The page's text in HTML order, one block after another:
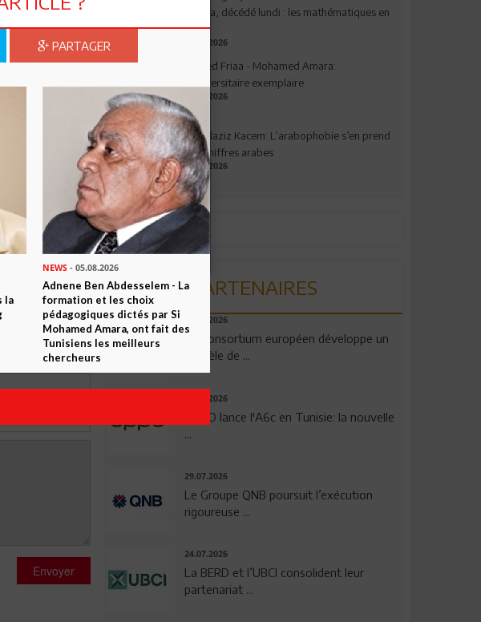
Envoyer
Amara, décédé lundi : les mathématiques en
deuil
03.08.2026
Ahmed Friaa - Mohamed Amara:
l’Universitaire exemplaire
04.08.2026
Abdelaziz Kacem: L’arabophobie s’en prend
aux chiffres arabes
09.07.2026
PARTENAIRES
06.08.2026
Un consortium européen développe un
modèle de ...
04.08.2026
OPPO lance l'A6c en Tunisie: la nouvelle
...
29.07.2026
Le Groupe QNB poursuit l’exécution
rigoureuse ...
24.07.2026
La BERD et l’UBCI consolident leur
partenariat ...
PARTAGER
la
NEWS- 05.08.2026
Adnene Ben Abdesselem - La
formation et les choix
pédagogiques dictés par Si
Mohamed Amara, ont fait des
Tunisiens les meilleurs
chercheurs